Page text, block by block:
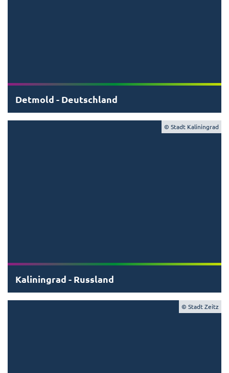
Detmold - Deutschland
© Stadt Kaliningrad
Kaliningrad - Russland
© Stadt Zeitz